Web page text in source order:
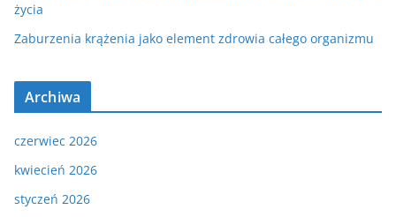
życia
Zaburzenia krążenia jako element zdrowia całego organizmu
Archiwa
czerwiec 2026
kwiecień 2026
styczeń 2026